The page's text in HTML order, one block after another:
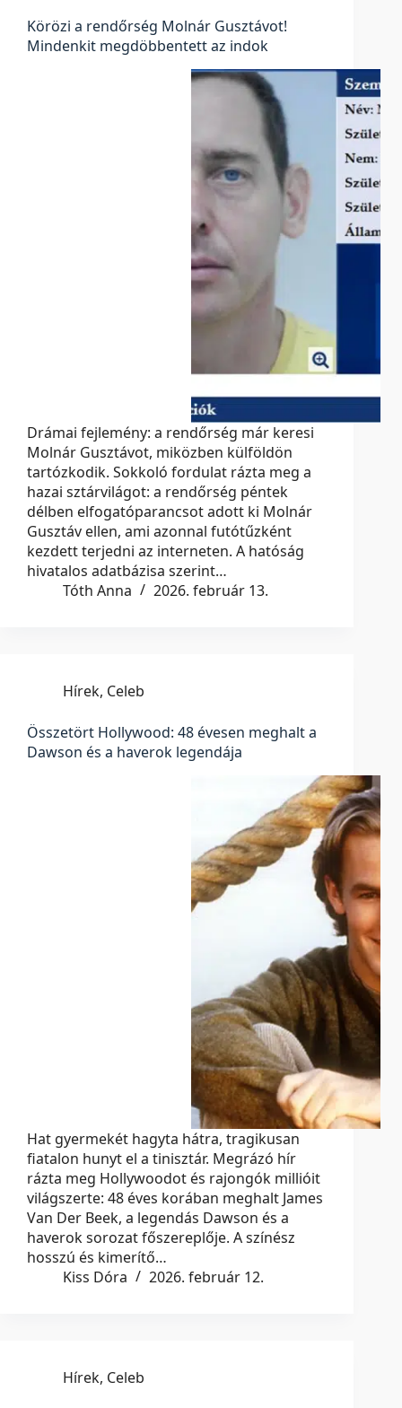
Körözi a rendőrség Molnár Gusztávot!
Mindenkit megdöbbentett az indok
Drámai fejlemény: a rendőrség már keresi
Molnár Gusztávot, miközben külföldön
tartózkodik. Sokkoló fordulat rázta meg a
hazai sztárvilágot: a rendőrség péntek
délben elfogatóparancsot adott ki Molnár
Gusztáv ellen, ami azonnal futótűzként
kezdett terjedni az interneten. A hatóság
hivatalos adatbázisa szerint…
Tóth Anna
2026. február 13.
Hírek, Celeb
Összetört Hollywood: 48 évesen meghalt a
Dawson és a haverok legendája
Hat gyermekét hagyta hátra, tragikusan
fiatalon hunyt el a tinisztár. Megrázó hír
rázta meg Hollywoodot és rajongók millióit
világszerte: 48 éves korában meghalt James
Van Der Beek, a legendás Dawson és a
haverok sorozat főszereplője. A színész
hosszú és kimerítő…
Kiss Dóra
2026. február 12.
Hírek, Celeb